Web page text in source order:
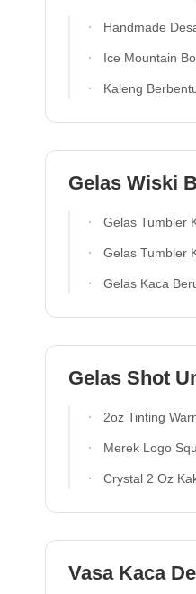
Handmade Desain Modern
Ice Mountain
Kaleng Berbentuk
Gelas Wiski
Gelas Tumbler Kristal Bebas
Gelas Tumbler Kristal Bebas
Gelas Kaca Beruang Gummy Tiup Tangan, Gelas
Gelas Shot
2oz Tinting
Merek Logo Square
Crystal 2 Oz
Vasa Kaca